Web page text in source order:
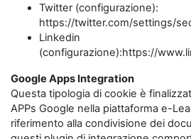
Twitter (configurazione):
https://twitter.com/settings/
Linkedin
(configurazione):https://
Google Apps Integration
Questa tipologia di cookie è
APPs Google nella piattaforma e-
riferimento alla condivisione dei